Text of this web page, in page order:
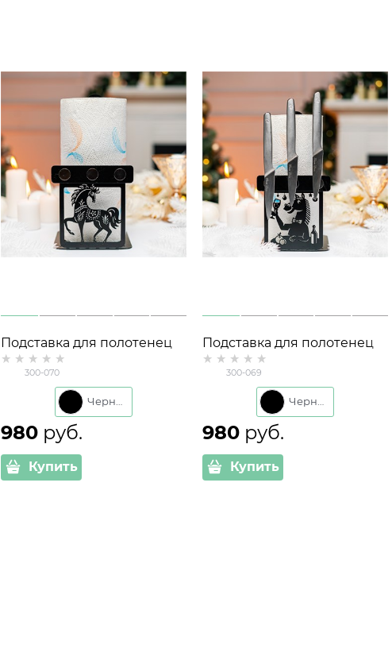
Подставка для полотенец
Лошадь 300-070 с
магнитным держателем
300-070
Черный
980 руб.
Купить
Подставка для полотенец
Весёлая Лошадь 300-069 с
магнитным держателем
300-069
Черный
980 руб.
Купить